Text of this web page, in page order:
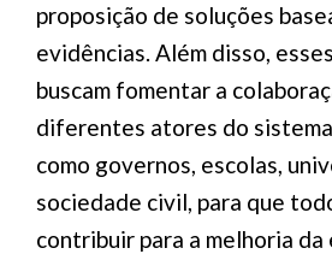
proposição de soluções
evidências. Além disso,
buscam fomentar a
diferentes atores do
como governos, escolas,
sociedade civil, para que
contribuir para a melhoria da